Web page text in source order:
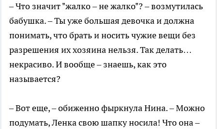
– Что значит "жалко – не жалко"? – возмутилась
бабушка. – Ты уже большая девочка и должна
понимать, что брать и носить чужие вещи без
разрешения их хозяина нельзя. Так делать…
некрасиво. И вообще – знаешь, как это
называется?
– Вот еще, – обиженно фыркнула Нина. – Можно
подумать, Ленка свою шапку носила! Что она –